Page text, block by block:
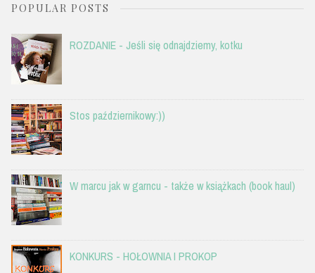
POPULAR POSTS
ROZDANIE - Jeśli się odnajdziemy, kotku
Stos październikowy:))
W marcu jak w garncu - także w książkach (book haul)
KONKURS - HOŁOWNIA I PROKOP